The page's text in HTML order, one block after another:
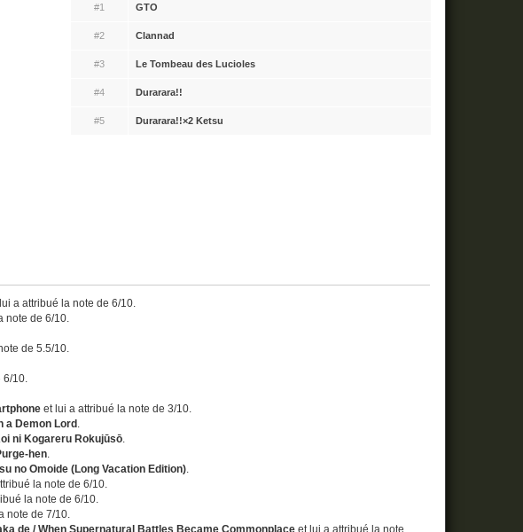
#1 GTO
#2 Clannad
#3 Le Tombeau des Lucioles
#4 Durarara!!
#5 Durarara!!×2 Ketsu
a attribué la note de 6/10.
note de 6/10.
de 5.5/10.
6/10.
et lui a attribué la note de 3/10.
a Demon Lord .
ni Kogareru Rokujūsō.
hen.
no Omoide (Long Vacation Edition).
la note de 6/10.
la note de 6/10.
note de 7/10.
de / When Supernatural Battles Became Commonplace et lui a attribué la note